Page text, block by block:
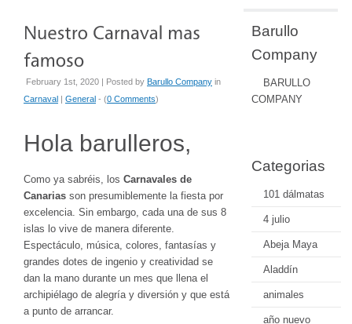
February 1st, 2020 | Posted by Barullo Company in
Carnaval | General - (0 Comments)
Hola barulleros,
Como ya sabréis, los Carnavales de
Canarias son presumiblemente la fiesta por
excelencia. Sin embargo, cada una de sus 8
islas lo vive de manera diferente.
Espectáculo, música, colores, fantasías y
grandes dotes de ingenio y creatividad se
dan la mano durante un mes que llena el
archipiélago de alegría y diversión y que está
a punto de arrancar.
Barullo
Company
BARULLO
COMPANY
Categorias
101 dálmatas
4 julio
Abeja Maya
Aladdín
animales
año nuevo